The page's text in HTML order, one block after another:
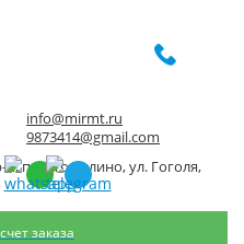
пос. Томилино, ул. Гоголя,
info@mirmt.ru
9873414@gmail.com
заказа
Трубный металлопрокат